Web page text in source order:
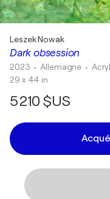
Dark obsession
Leszek Nowak
2023 • Allemagne •
29 x 44 in
5 210 $US